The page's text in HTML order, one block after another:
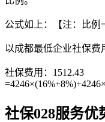
公式如上：【注：比例
以成都最低企业社保费
社保费用：1512.43
社保028服务优